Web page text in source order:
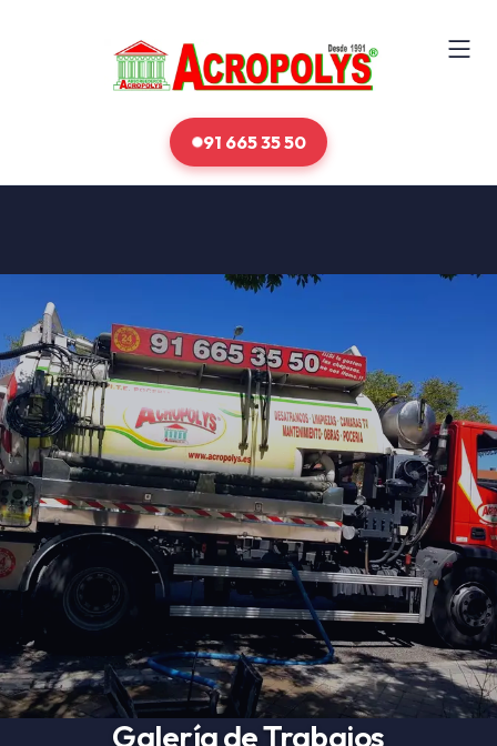
91 665 35 50
Galería de Trabajos